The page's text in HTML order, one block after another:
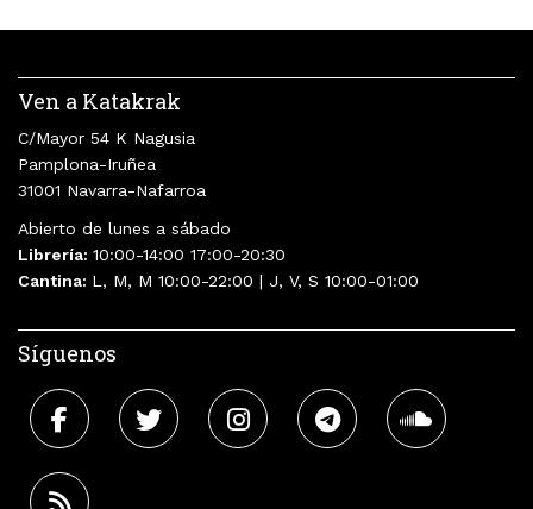
Ven a Katakrak
C/Mayor 54 K Nagusia
Pamplona-Iruñea
31001 Navarra-Nafarroa
Abierto de lunes a sábado
Librería: 10:00-14:00 17:00-20:30
Cantina: L, M, M 10:00-22:00 | J, V, S 10:00-01:00
Síguenos